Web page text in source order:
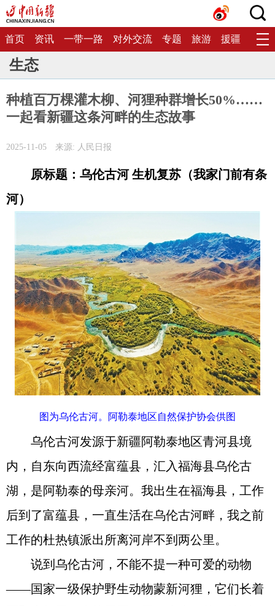
首页 资讯 一带一路 对外交流 专题 旅游 援疆 生态
生态
种植百万棵灌木柳、河狸种群增长50%……
一起看新疆这条河畔的生态故事
2025-11-05 来源: 人民日报
原标题：乌伦古河 生机复苏（我家门前有条
河）
图为乌伦古河。阿勒泰地区自然保护协会供图
乌伦古河发源于新疆阿勒泰地区青河县境
内，自东向西流经富蕴县，汇入福海县乌伦古
湖，是阿勒泰的母亲河。我出生在福海县，工作
后到了富蕴县，一直生活在乌伦古河畔，我之前
工作的杜热镇派出所离河岸不到两公里。
说到乌伦古河，不能不提一种可爱的动物
——国家一级保护野生动物蒙新河狸，它们长着